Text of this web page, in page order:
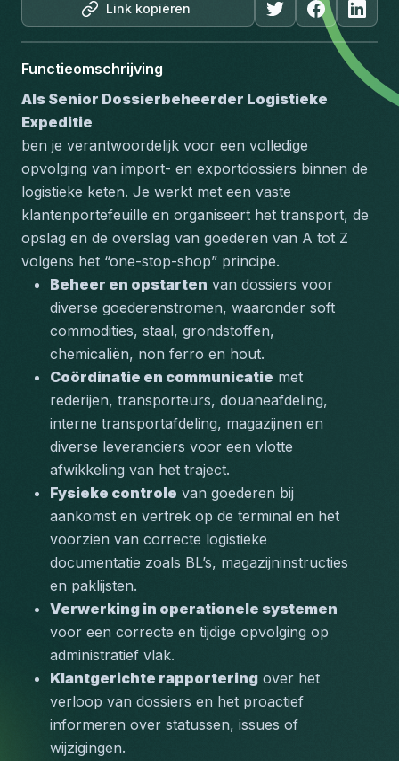
Link kopiëren
Functieomschrijving
Als Senior Dossierbeheerder Logistieke
Expeditie
ben je verantwoordelijk voor een volledige
opvolging van import- en exportdossiers binnen de
logistieke keten. Je werkt met een vaste
klantenportefeuille en organiseert het transport, de
opslag en de overslag van goederen van A tot Z
volgens het “one-stop-shop” principe.
Beheer en opstarten van dossiers voor
diverse goederenstromen, waaronder soft
commodities, staal, grondstoffen,
chemicaliën, non ferro en hout.
Coördinatie en communicatie met
rederijen, transporteurs, douaneafdeling,
interne transportafdeling, magazijnen en
diverse leveranciers voor een vlotte
afwikkeling van het traject.
Fysieke controle van goederen bij
aankomst en vertrek op de terminal en het
voorzien van correcte logistieke
documentatie zoals BL’s, magazijninstructies
en paklijsten.
Verwerking in operationele systemen
voor een correcte en tijdige opvolging op
administratief vlak.
Klantgerichte rapportering over het
verloop van dossiers en het proactief
informeren over statussen, issues of
wijzigingen.